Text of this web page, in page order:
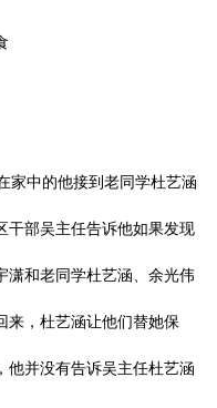
中的他接到老同学杜艺涵
干部吴主任告诉他如果发现
潇和老同学杜艺涵、余光伟
来，杜艺涵让他们替她保
他并没有告诉吴主任杜艺涵